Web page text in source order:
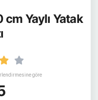
Yaylı Yatak
göre